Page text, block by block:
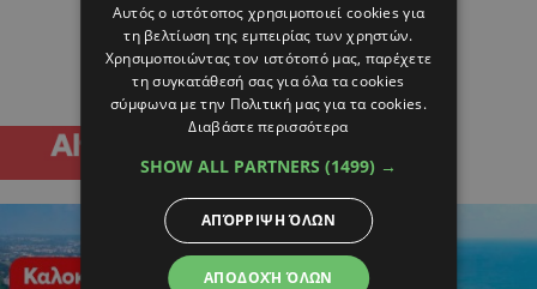
Αυτός ο ιστότοπος χρησιμοποιεί cookies για
τη βελτίωση της εμπειρίας των χρηστών.
Χρησιμοποιώντας τον ιστότοπό μας, παρέχετε
τη συγκατάθεσή σας για όλα τα cookies
σύμφωνα με την Πολιτική μας για τα cookies.
Διαβάστε περισσότερα
SHOW ALL PARTNERS (1499) →
ΑΠΟΔΟΧΉ ΌΛΩΝ
ΑΠΌΡΡΙΨΗ ΌΛΩΝ